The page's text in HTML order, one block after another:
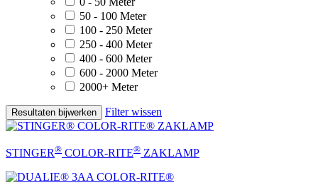
50 - 100 Meter
100 - 250 Meter
250 - 400 Meter
400 - 600 Meter
600 - 2000 Meter
2000+ Meter
Resultaten bijwerken Filter wissen
STINGER® COLOR-RITE® ZAKLAMP